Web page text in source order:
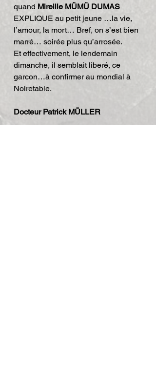
quand Mireille MÜMÜ DUMAS
EXPLIQUE au petit jeune …la vie,
l’amour, la mort… Bref, on s’est bien
marré… soirée plus qu’arrosée.
Et effectivement, le lendemain
dimanche, il semblait liberé, ce
garcon…à confirmer au mondial à
Noiretable.
Docteur Patrick MÜLLER